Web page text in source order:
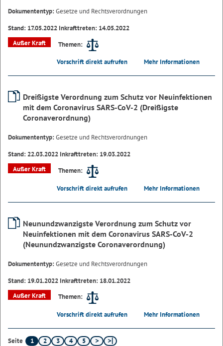
Dokumententyp:Gesetze und Rechtsverordnungen
Stand: 17.05.2022 Inkrafttreten: 14.05.2022
Außer Kraft
Themen:
Vorschrift direkt aufrufen Mehr Informationen
Dreißigste Verordnung zum Schutz vor Neuinfektionen
mit dem Coronavirus SARS-CoV-2 (Dreißigste
Coronaverordnung)
Dokumententyp:Gesetze und Rechtsverordnungen
Stand: 22.03.2022 Inkrafttreten: 19.03.2022
Außer Kraft
Themen:
Vorschrift direkt aufrufen Mehr Informationen
Neunundzwanzigste Verordnung zum Schutz vor
Neuinfektionen mit dem Coronavirus SARS-CoV-2
(Neunundzwanzigste Coronaverordnung)
Dokumententyp:Gesetze und Rechtsverordnungen
Stand: 19.01.2022 Inkrafttreten: 18.01.2022
Außer Kraft
Themen:
Vorschrift direkt aufrufen Mehr Informationen
Seite 1 2 3 4
5